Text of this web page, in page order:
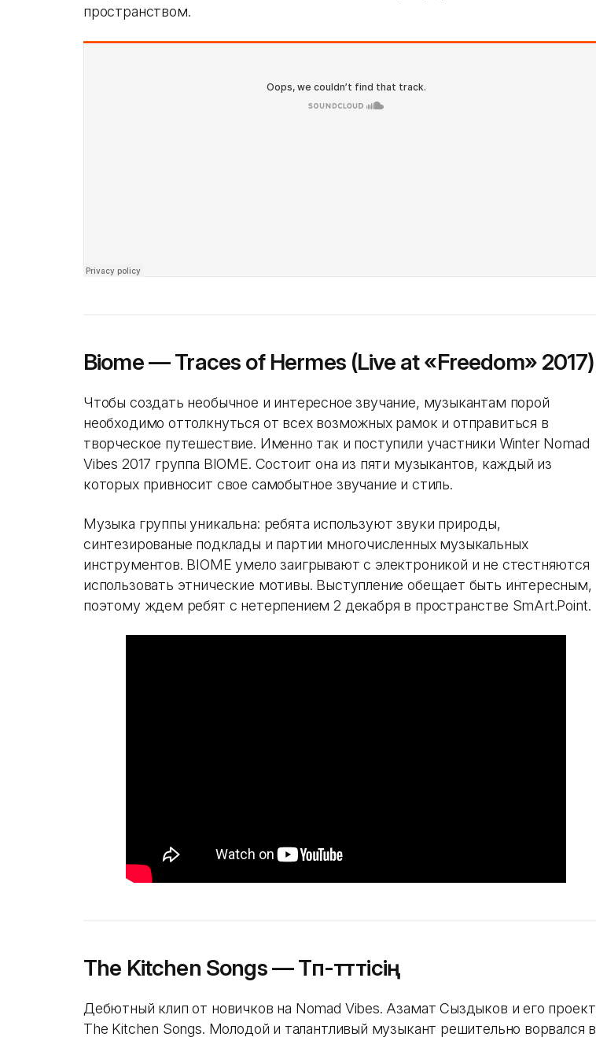
пространством.
Biome — Traces of Hermes (Live at «Freedom» 2017)
Чтобы создать необычное и интересное звучание, музыкантам порой
необходимо оттолкнуться от всех возможных рамок и отправиться в
творческое путешествие. Именно так и поступили участники Winter Nomad
Vibes 2017 группа BIOME. Состоит она из пяти музыкантов, каждый из
которых привносит свое самобытное звучание и стиль.
Музыка группы уникальна: ребята используют звуки природы,
синтезированые подклады и партии многочисленных музыкальных
инструментов. BIOME умело заигрывают с электроникой и не стестняются
использовать этнические мотивы. Выступление обещает быть интересным,
поэтому ждем ребят с нетерпением 2 декабря в пространстве SmArt.Point.
The Kitchen Songs — Тәп-тәттісің
Дебютный клип от новичков на Nomad Vibes. Азамат Сыздыков и его проект
The Kitchen Songs. Молодой и талантливый музыкант решительно ворвался в